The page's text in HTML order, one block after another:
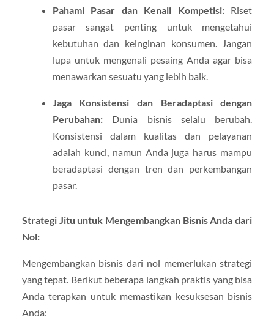
Pahami Pasar dan Kenali Kompetisi:Riset
pasar sangat penting untuk mengetahui
kebutuhan dan keinginan konsumen. Jangan
lupa untuk mengenali pesaing Anda agar bisa
menawarkan sesuatu yang lebih baik.
Jaga Konsistensi dan Beradaptasi dengan
Perubahan:Dunia bisnis selalu berubah.
Konsistensi dalam kualitas dan pelayanan
adalah kunci, namun Anda juga harus mampu
beradaptasi dengan tren dan perkembangan
pasar.
Strategi Jitu untuk Mengembangkan Bisnis Anda dari
Nol:
Mengembangkan bisnis dari nol memerlukan strategi
yang tepat. Berikut beberapa langkah praktis yang bisa
Anda terapkan untuk memastikan kesuksesan bisnis
Anda: